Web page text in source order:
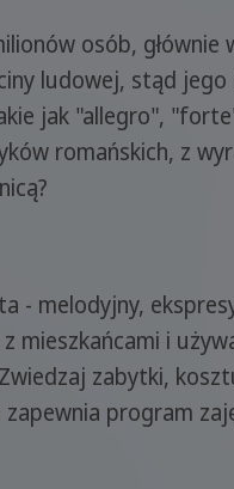
osób, głównie
ludowej, stąd
jak "allegro",
romańskich, z
- melodyjny,
mieszkańcami i
zabytki,
program